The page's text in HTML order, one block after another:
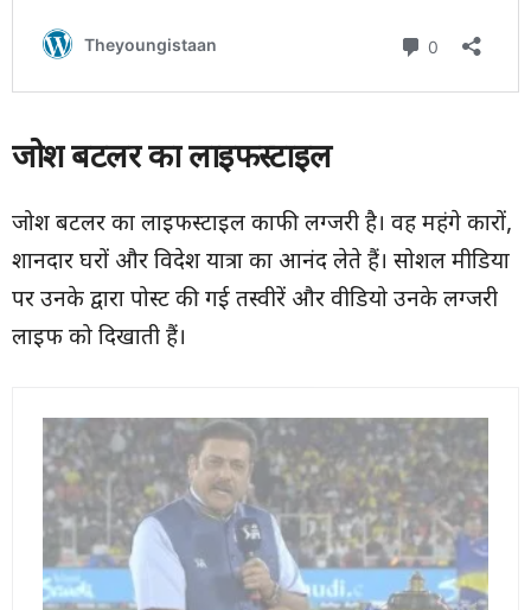
जोश बटलर का लाइफस्टाइल
जोश बटलर का लाइफस्टाइल काफी लग्जरी है। वह महंगे कारों,
शानदार घरों और विदेश यात्रा का आनंद लेते हैं। सोशल मीडिया
पर उनके द्वारा पोस्ट की गई तस्वीरें और वीडियो उनके लग्जरी
लाइफ को दिखाती हैं।